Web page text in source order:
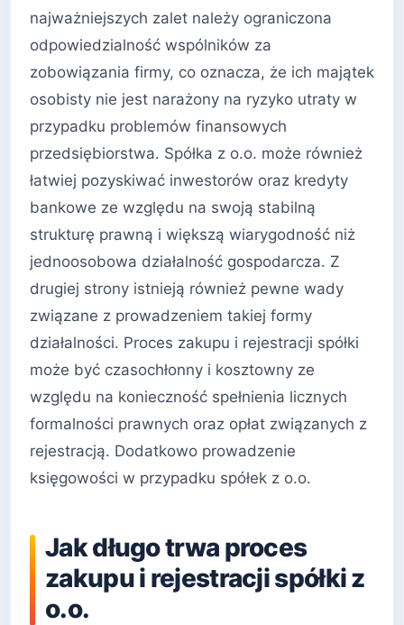
najważniejszych zalet należy ograniczona
odpowiedzialność wspólników za
zobowiązania firmy, co oznacza, że ich majątek
osobisty nie jest narażony na ryzyko utraty w
przypadku problemów finansowych
przedsiębiorstwa. Spółka z o.o. może również
łatwiej pozyskiwać inwestorów oraz kredyty
bankowe ze względu na swoją stabilną
strukturę prawną i większą wiarygodność niż
jednoosobowa działalność gospodarcza. Z
drugiej strony istnieją również pewne wady
związane z prowadzeniem takiej formy
działalności. Proces zakupu i rejestracji spółki
może być czasochłonny i kosztowny ze
względu na konieczność spełnienia licznych
formalności prawnych oraz opłat związanych z
rejestracją. Dodatkowo prowadzenie
księgowości w przypadku spółek z o.o.
Jak długo trwa proces
zakupu i rejestracji spółki z
o.o.